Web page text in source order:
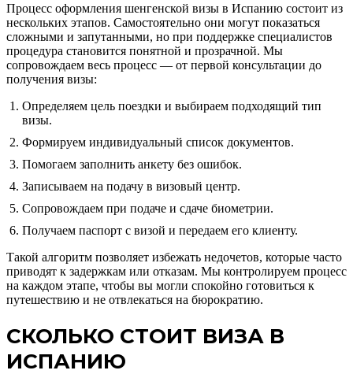
Процесс оформления шенгенской визы в Испанию состоит из
нескольких этапов. Самостоятельно они могут показаться
сложными и запутанными, но при поддержке специалистов
процедура становится понятной и прозрачной. Мы
сопровождаем весь процесс — от первой консультации до
получения визы:
Определяем цель поездки и выбираем подходящий тип
визы.
Формируем индивидуальный список документов.
Помогаем заполнить анкету без ошибок.
Записываем на подачу в визовый центр.
Сопровождаем при подаче и сдаче биометрии.
Получаем паспорт с визой и передаем его клиенту.
Такой алгоритм позволяет избежать недочетов, которые часто
приводят к задержкам или отказам. Мы контролируем процесс
на каждом этапе, чтобы вы могли спокойно готовиться к
путешествию и не отвлекаться на бюрократию.
СКОЛЬКО СТОИТ ВИЗА В
ИСПАНИЮ